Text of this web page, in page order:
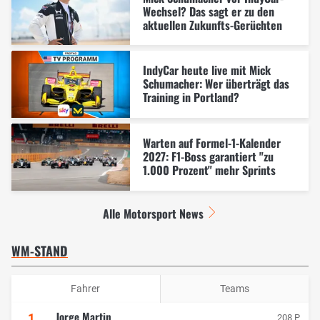
Wechsel? Das sagt er zu den
aktuellen Zukunfts-Gerüchten
IndyCar heute live mit Mick
Schumacher: Wer überträgt das
Training in Portland?
Warten auf Formel-1-Kalender
2027: F1-Boss garantiert "zu
1.000 Prozent" mehr Sprints
Alle Motorsport News
WM-STAND
Fahrer Teams
Jorge Martin 208 P